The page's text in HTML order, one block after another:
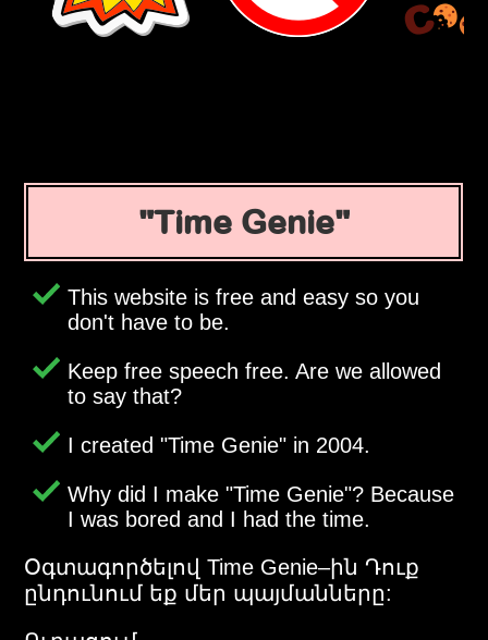
Time Genie
This website is free and easy so you
don't have to be.
Keep free speech free. Are we allowed
to say that?
I created Time Genie in 2004.
Why did I make Time Genie ? Because
I was bored and I had the time.
Օգտագործելով Time Genie–ին Դուք
ընդունում եք մեր պայմանները: